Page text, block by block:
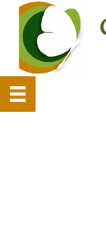
Skip
content